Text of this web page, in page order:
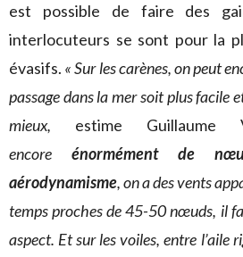
est possible de faire des
interlocuteurs se sont pour la
évasifs. « Sur les carènes, on peut
passage dans la mer soit plus facile
mieux, estime Guillaume
encore énormément de
aérodynamisme, on a des vents
temps proches de 45-50 nœuds, il
aspect. Et sur les voiles, entre l’aile